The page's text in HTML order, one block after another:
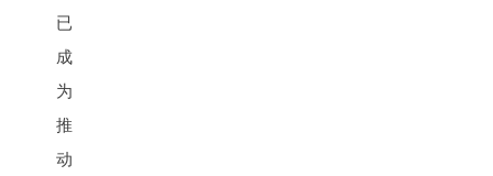
已
成
为
推
动